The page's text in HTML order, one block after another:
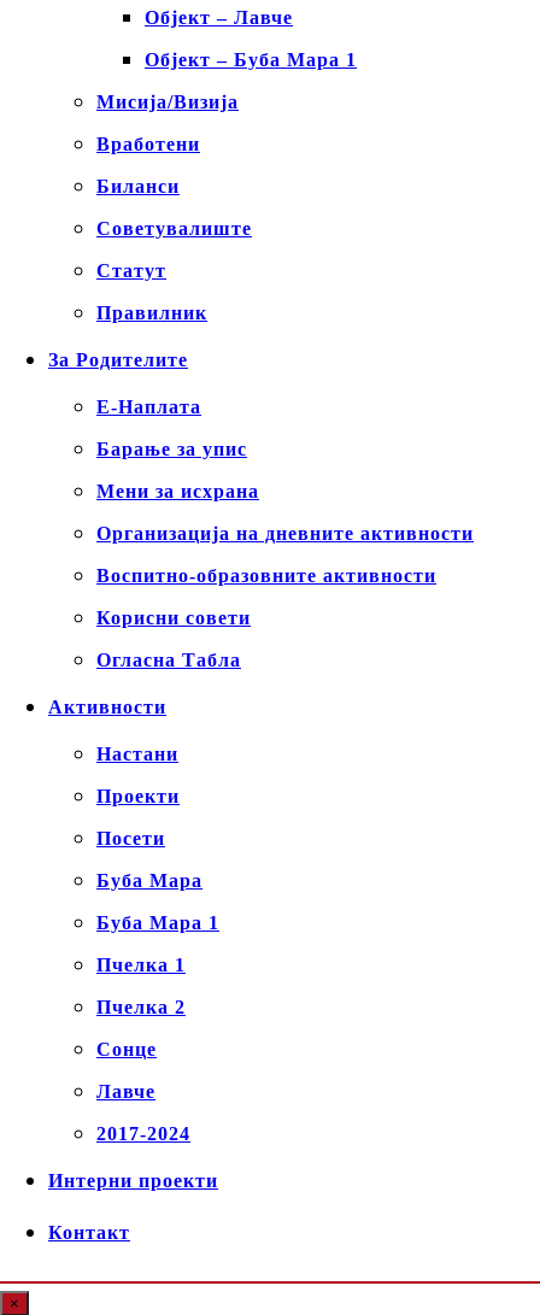
Објект – Лавче
Објект – Буба Мара 1
Мисија/Визија
Вработени
Биланси
Советувалиште
Статут
Правилник
За Родителите
Е-Наплата
Барање за упис
Мени за исхрана
Организација на дневните активности
Воспитно-образовните активности
Корисни совети
Огласна Табла
Активности
Настани
Проекти
Посети
Буба Мара
Буба Мара 1
Пчелка 1
Пчелка 2
Сонце
Лавче
2017-2024
Интерни проекти
Контакт
×